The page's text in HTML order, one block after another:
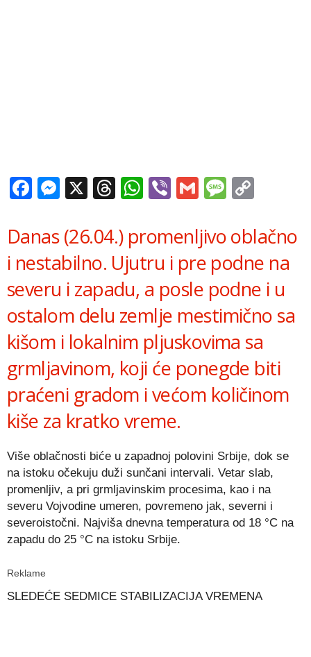
Facebook
Messenger
X Threads
WhatsApp
ViberGmail
Danas (26.04.) promenljivo oblačno
i nestabilno. Ujutru i pre podne na
severu i zapadu, a posle podne i u
ostalom delu zemlje mestimično sa
kišom i lokalnim pljuskovima sa
grmljavinom, koji će ponegde biti
praćeni gradom i većom količinom
kiše za kratko vreme.
Više oblačnosti biće u zapadnoj polovini Srbije, dok se
na istoku očekuju duži sunčani intervali. Vetar slab,
promenljiv, a pri grmljavinskim procesima, kao i na
severu Vojvodine umeren, povremeno jak, severni i
severoistočni. Najviša dnevna temperatura od 18 °C na
zapadu do 25 °C na istoku Srbije.
Reklame
SLEDEĆE SEDMICE STABILIZACIJA VREMENA